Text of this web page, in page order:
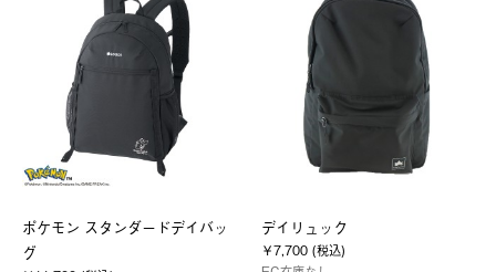
ポケモン スタンダードデイバッ
グ
デイリュック
￥7,700 (税込)